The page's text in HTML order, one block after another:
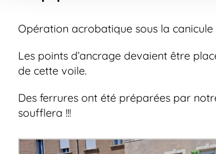
Opération acrobatique sous la
Les points d’ancrage devaient être
de cette voile.
Des ferrures ont été préparées par
soufflera !!!